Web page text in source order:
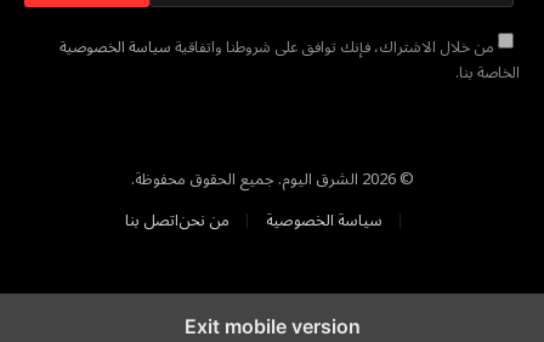
من خلال الاشتراك، فإنك توافق على شروطنا واتفاقيةسياسة الخصوصية
الخاصة بنا.
© 2026 الشرق اليوم. جميع الحقوق محفوظة.
سياسة الخصوصية
من نحناتصل بنا
Exit mobile version